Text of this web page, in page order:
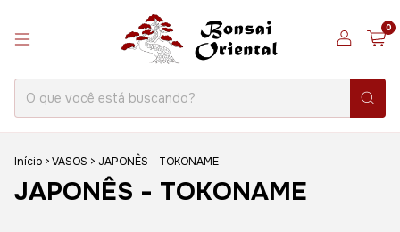
0
Início >VASOS > JAPONÊS - TOKONAME
JAPONÊS - TOKONAME